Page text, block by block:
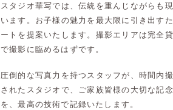
スタジオ華写では、伝統を重んじながらも
います。お子様の魅力を最大限に引き出す
ートを提案いたします。撮影エリアは完全
で撮影に臨めるはずです。
圧倒的な写真力を持つスタッフが、時間内
されたスタジオで、ご家族皆様の大切な記
を、最高の技術で記録いたします。